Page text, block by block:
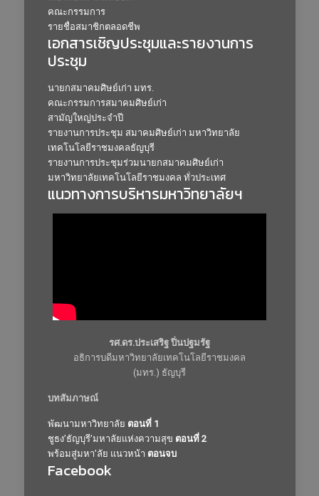
คณะกรรมการ
รายชื่อสมาชิกตลอดชีพ
เอกสารเชิญประชุมและรายงานการ
ประชุม
นายกสมาคมศิษย์เก่า มทร.
คณะกรรมการสมาคมศิษย์เก่า
สามัญใหญ่ประจำปี
รายงานการประชุม สมาคมศิษย์เก่า มหาวิทยาลัย
เทคโนโลยีราชมงคลธัญบุรี
รายงานการประชุมร่วมนายกสมาคมศิษย์เก่า
มหาวิทยาลัยเทคโนโลยีราชมงคล ทั่วประเทศ
แนวทางการบริหารมหาวิทยาลัยฯ
รศ.ดร.ประเสริฐ ปิ่นปฐมรัฐ
อธิการบดีมหาวิทยาลัยเทคโนโลยีราชมงคล
(มทร.) ธัญบุรี
บทสัมภาษณ์
พัฒนามหาวิทยาลัย ตอนที่ 1
ชูธง’ธัญบุรี’มหาลัยแห่งความสุข ตอนที่ 2
พร้อมสู่มหา’ลัย แนวหน้า ตอนจบ
Facebook